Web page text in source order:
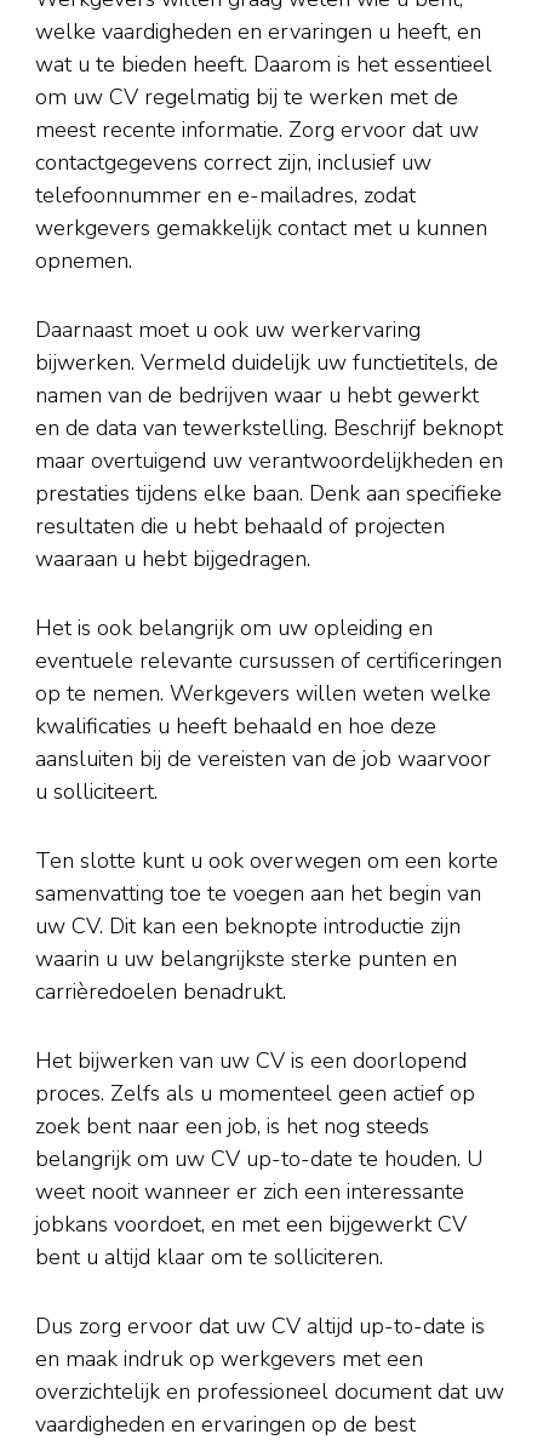
welke vaardigheden en ervaringen u heeft, en
wat u te bieden heeft. Daarom is het essentieel
om uw CV regelmatig bij te werken met de
meest recente informatie. Zorg ervoor dat uw
contactgegevens correct zijn, inclusief uw
telefoonnummer en e-mailadres, zodat
werkgevers gemakkelijk contact met u kunnen
opnemen.
Daarnaast moet u ook uw werkervaring
bijwerken. Vermeld duidelijk uw functietitels, de
namen van de bedrijven waar u hebt gewerkt
en de data van tewerkstelling. Beschrijf beknopt
maar overtuigend uw verantwoordelijkheden en
prestaties tijdens elke baan. Denk aan specifieke
resultaten die u hebt behaald of projecten
waaraan u hebt bijgedragen.
Het is ook belangrijk om uw opleiding en
eventuele relevante cursussen of certificeringen
op te nemen. Werkgevers willen weten welke
kwalificaties u heeft behaald en hoe deze
aansluiten bij de vereisten van de job waarvoor
u solliciteert.
Ten slotte kunt u ook overwegen om een korte
samenvatting toe te voegen aan het begin van
uw CV. Dit kan een beknopte introductie zijn
waarin u uw belangrijkste sterke punten en
carrièredoelen benadrukt.
Het bijwerken van uw CV is een doorlopend
proces. Zelfs als u momenteel geen actief op
zoek bent naar een job, is het nog steeds
belangrijk om uw CV up-to-date te houden. U
weet nooit wanneer er zich een interessante
jobkans voordoet, en met een bijgewerkt CV
bent u altijd klaar om te solliciteren.
Dus zorg ervoor dat uw CV altijd up-to-date is
en maak indruk op werkgevers met een
overzichtelijk en professioneel document dat uw
vaardigheden en ervaringen op de best